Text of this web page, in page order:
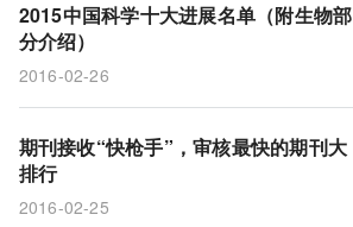
2015中国科学十大进展名单（附生物部
分介绍）
2016-02-26
期刊接收“快枪手”，审核最快的期刊大
排行
2016-02-25